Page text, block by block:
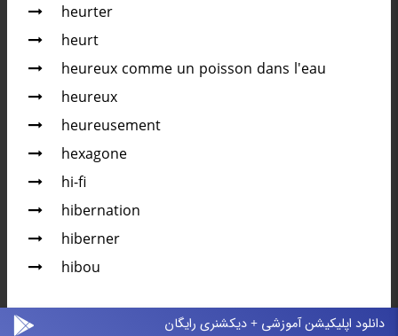
heurter
heurt
heureux comme un poisson dans l'eau
heureux
heureusement
hexagone
hi-fi
hibernation
hiberner
hibou
دانلود اپلیکیشن آموزشی + دیکشنری رایگان